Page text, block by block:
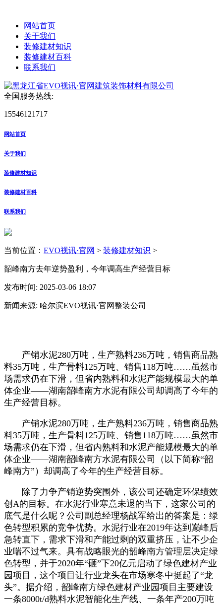
网站首页
关于我们
装修建材知识
装修建材百科
联系我们
全国服务热线:
15546121717
网站首页
关于我们
装修建材知识
装修建材百科
联系我们
当前位置： EVO视讯·官网 > 装修建材知识 >
韶峰南方去年逆势盈利，今年调高生产经营目标
发布时间: 2025-03-06 18:07
新闻来源: 哈尔滨EVO视讯·官网整装公司
产销水泥280万吨，生产熟料236万吨，销售商品熟
料35万吨，生产骨料125万吨、销售118万吨……虽然市
场需求仍在下滑，但省内熟料和水泥产能规模最大的单
体企业——湖南韶峰南方水泥有限公司却调高了今年的
生产经营目标。
产销水泥280万吨，生产熟料236万吨，销售商品熟
料35万吨，生产骨料125万吨、销售118万吨……虽然市
场需求仍在下滑，但省内熟料和水泥产能规模最大的单
体企业——湖南韶峰南方水泥有限公司（以下简称“韶
峰南方”）却调高了今年的生产经营目标。
除了力争产销逆势突围外，该公司还确定环保绩效
创A的目标。在水泥行业寒意未退的当下，这家公司的
底气是什么呢？公司副总经理杨战军给出的答案是：绿
色转型积累的竞争优势。水泥行业在2019年达到巅峰后
急转直下，需求下滑和产能过剩的双重挤压，让不少企
业喘不过气来。具有战略眼光的韶峰南方管理层决定绿
色转型，并于2020年“砸”下20亿元启动了绿色建材产业
园项目，这个项目让行业龙头在市场寒冬中挺起了“龙
头”。据介绍，韶峰南方绿色建材产业园项目主要建设
一条8000t/d熟料水泥智能化生产线、一条年产200万吨